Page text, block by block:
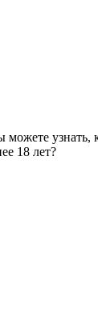
можете узнать,
18 лет?